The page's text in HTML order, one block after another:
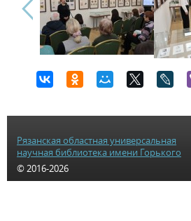
Рязанская областная универсальная
научная библиотека имени Горького
© 2016-2026